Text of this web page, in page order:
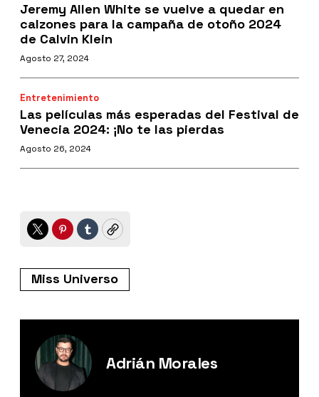
Jeremy Allen White se vuelve a quedar en
calzones para la campaña de otoño 2024
de Calvin Klein
Agosto 27, 2024
Entretenimiento
Las películas más esperadas del Festival de
Venecia 2024: ¡No te las pierdas
Agosto 26, 2024
TwitterPinterest
TumblrCopy
Miss Universo
Adrián Morales